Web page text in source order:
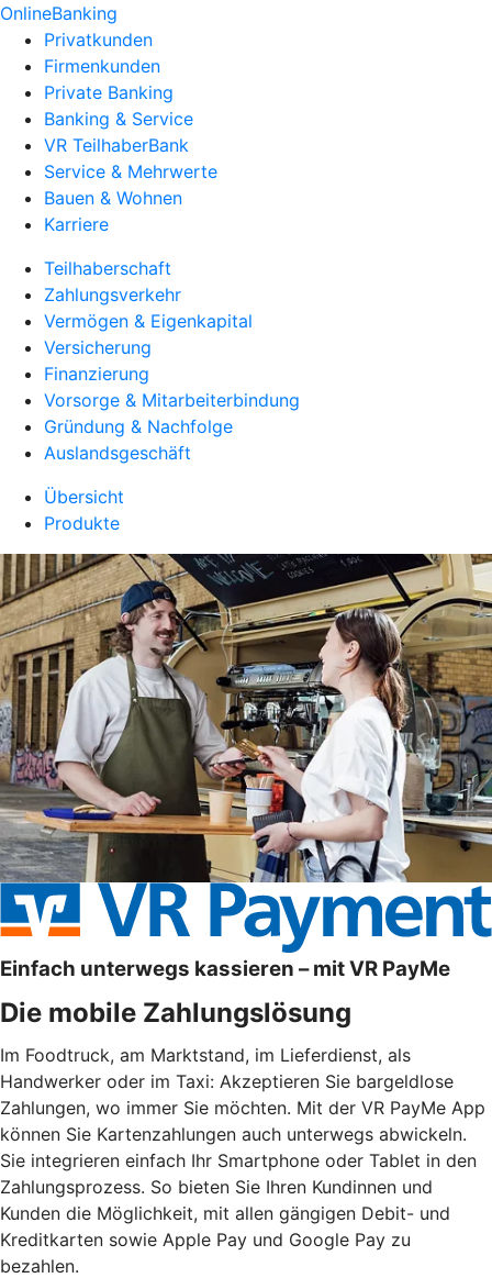
OnlineBanking
Privatkunden
Firmenkunden
Private Banking
Banking & Service
VR TeilhaberBank
Service & Mehrwerte
Bauen & Wohnen
Karriere
Teilhaberschaft
Zahlungsverkehr
Vermögen & Eigenkapital
Versicherung
Finanzierung
Vorsorge & Mitarbeiterbindung
Gründung & Nachfolge
Auslandsgeschäft
Übersicht
Produkte
Einfach unterwegs kassieren – mit VR PayMe
Die mobile Zahlungslösung
Im Foodtruck, am Marktstand, im Lieferdienst, als
Handwerker oder im Taxi: Akzeptieren Sie bargeldlose
Zahlungen, wo immer Sie möchten. Mit der VR PayMe App
können Sie Kartenzahlungen auch unterwegs abwickeln.
Sie integrieren einfach Ihr Smartphone oder Tablet in den
Zahlungsprozess. So bieten Sie Ihren Kundinnen und
Kunden die Möglichkeit, mit allen gängigen Debit- und
Kreditkarten sowie Apple Pay und Google Pay zu
bezahlen.